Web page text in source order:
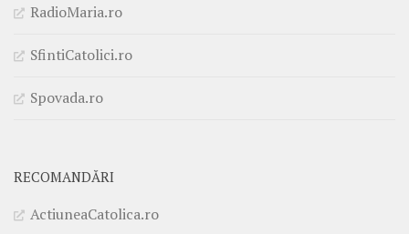
RadioMaria.ro
SfintiCatolici.ro
Spovada.ro
RECOMANDĂRI
ActiuneaCatolica.ro